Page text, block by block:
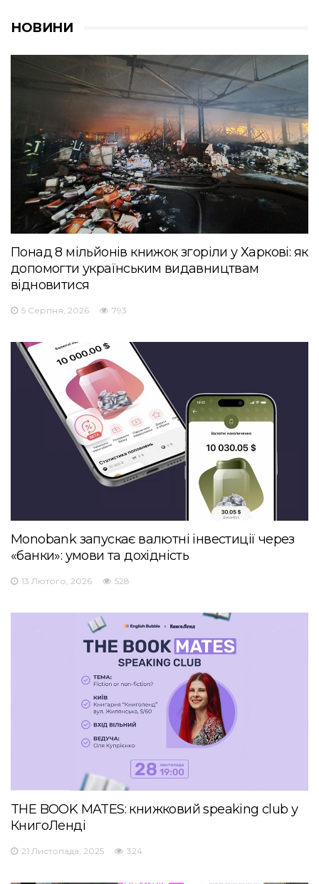
НОВИНИ
Понад 8 мільйонів книжок згоріли у Харкові: як
допомогти українським видавництвам
відновитися
5 Серпня, 2026 793
Monobank запускає валютні інвестиції через
«банки»: умови та дохідність
13 Лютого, 2026 528
THE BOOK MATES: книжковий speaking club у
КнигоЛенді
21 Листопада, 2025 324